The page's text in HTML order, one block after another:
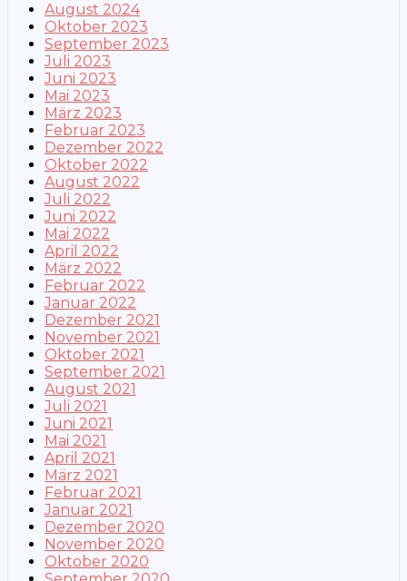
August 2024
Oktober 2023
September 2023
Juli 2023
Juni 2023
Mai 2023
März 2023
Februar 2023
Dezember 2022
Oktober 2022
August 2022
Juli 2022
Juni 2022
Mai 2022
April 2022
März 2022
Februar 2022
Januar 2022
Dezember 2021
November 2021
Oktober 2021
September 2021
August 2021
Juli 2021
Juni 2021
Mai 2021
April 2021
März 2021
Februar 2021
Januar 2021
Dezember 2020
November 2020
Oktober 2020